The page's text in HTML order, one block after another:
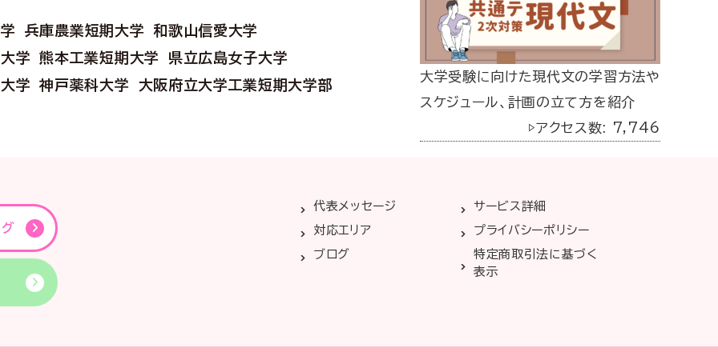
兵庫農業短期大学
和歌山信愛大学
学 熊本工業短期大学
県立広島女子大学
学 神戸薬科大学
大阪府立大学工業短期大学部
大学受験に向けた現代文の学習方法や
スケジュール、計画の立て方を紹介
▷アクセス数: 7,746
代表メッセージ
サービス詳細
対応エリア
プライバシーポリシー
ブログ
特定商取引法に基づく
表示